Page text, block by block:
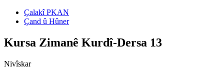
Çalakî PKAN
Çand û Hûner
Kursa Zimanê Kurdî-Dersa 13
Nivîskar